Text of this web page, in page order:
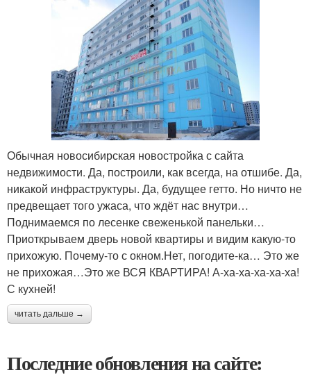
Обычная новосибирская новостройка с сайта
недвижимости. Да, построили, как всегда, на отшибе. Да,
никакой инфраструктуры. Да, будущее гетто. Но ничто не
предвещает того ужаса, что ждёт нас внутри…
Поднимаемся по лесенке свеженькой панельки…
Приоткрываем дверь новой квартиры и видим какую-то
прихожую. Почему-то с окном.Нет, погодите-ка… Это же
не прихожая…Это же ВСЯ КВАРТИРА! А-ха-ха-ха-ха-ха!
С кухней!
читать дальше →
Последние обновления на сайте: